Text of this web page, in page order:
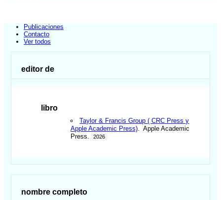
Publicaciones
Contacto
Ver todos
editor de
libro
Taylor & Francis Group ( CRC Press y
Apple Academic Press) . Apple Academic
Press.
2026
nombre completo